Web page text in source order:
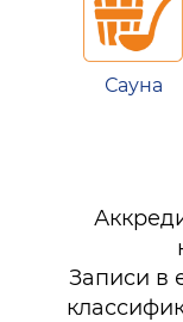
Сауна
Записи в